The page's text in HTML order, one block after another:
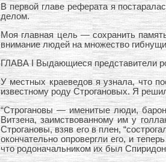
В первой главе реферата я
делом.
Моя главная цель — сохранить
внимание людей на множество
ГЛАВА I Выдающиеся представители
У местных краеведов я узнала, что
известному роду Строгановых. Я
“Строгановы — именитые люди,
Витзена, заимствованному им у
Строгановы, взяв его в плен,
окончательно опровергли его, и
что родоначальником их был